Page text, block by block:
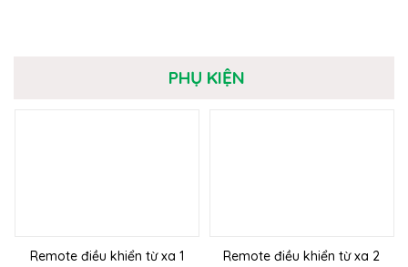
PHỤ KIỆN
Remote điều khiển từ xa 1
Remote điều khiển từ xa 2